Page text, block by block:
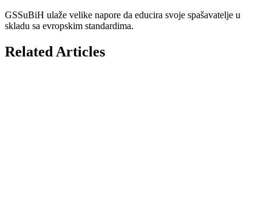
GSSuBiH ulaže velike napore da educira svoje spašavatelje u
skladu sa evropskim standardima.
Related Articles